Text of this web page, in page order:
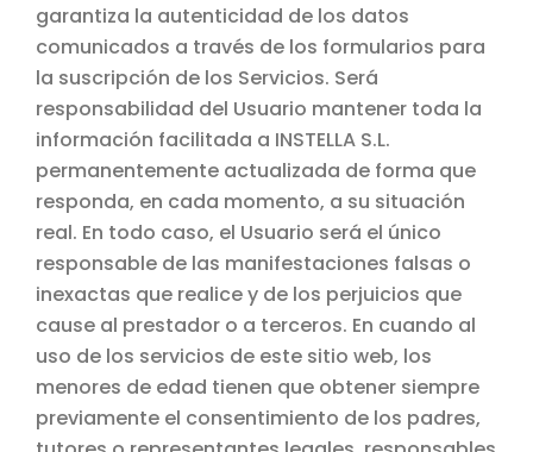
garantiza la autenticidad de los datos
comunicados a través de los formularios para
la suscripción de los Servicios. Será
responsabilidad del Usuario mantener toda la
información facilitada a INSTELLA S.L.
permanentemente actualizada de forma que
responda, en cada momento, a su situación
real. En todo caso, el Usuario será el único
responsable de las manifestaciones falsas o
inexactas que realice y de los perjuicios que
cause al prestador o a terceros. En cuando al
uso de los servicios de este sitio web, los
menores de edad tienen que obtener siempre
previamente el consentimiento de los padres,